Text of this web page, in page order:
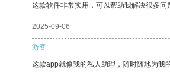
这款软件非常实用，可以帮助我解决很多问
2025-09-06
游客
这款app就像我的私人助理，随时随地为我